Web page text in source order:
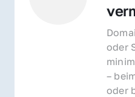
oder
–
oder